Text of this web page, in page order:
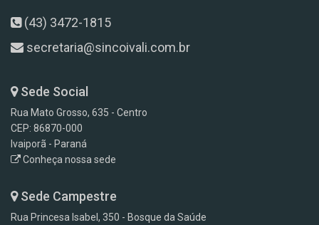
(43) 3472-1815
secretaria@sincoivali.com.br
Sede Social
Rua Mato Grosso, 635 - Centro
CEP: 86870-000
Ivaiporã - Paraná
Conheça nossa sede
Sede Campestre
Rua Princesa Isabel, 350 - Bosque da Saúde